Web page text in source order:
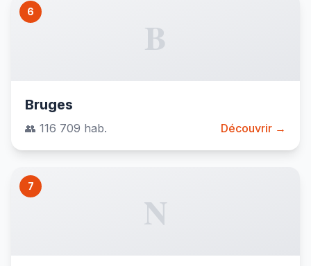
6
B
Bruges
👥 116 709 hab. Découvrir →
7
N